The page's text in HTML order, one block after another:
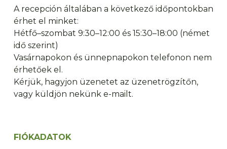
A recepción általában a következő időpontokban
érhet el minket:
Hétfő–szombat 9:30–12:00 és 15:30–18:00 (német
idő szerint)
Vasárnapokon és ünnepnapokon telefonon nem
érhetőek el.
Kérjük, hagyjon üzenetet az üzenetrögzítőn,
vagy küldjön nekünk e-mailt.
FIÓKADATOK